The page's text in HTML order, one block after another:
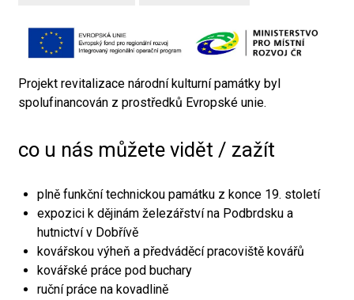
Projekt revitalizace národní kulturní památky byl
spolufinancován z prostředků Evropské unie.
co u nás můžete vidět / zažít
plně funkční technickou památku z konce 19. století
expozici k dějinám železářství na Podbrdsku a
hutnictví v Dobřívě
kovářskou výheň a předváděcí pracoviště kovářů
kovářské práce pod buchary
ruční práce na kovadlině